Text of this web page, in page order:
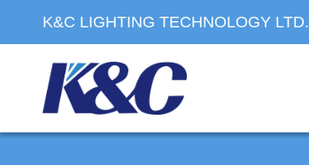
K&C LIGHTING TECHNOLOGY LTD.